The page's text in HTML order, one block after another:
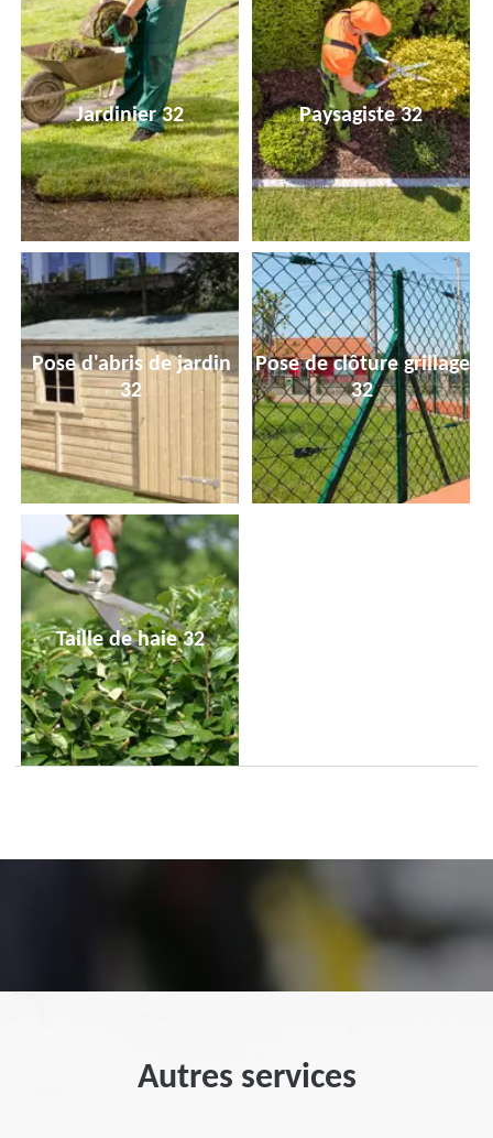
Jardinier 32 Paysagiste 32
Pose d'abris de jardin
32
Pose de clôture grillage
32
Taille de haie 32
Autres services